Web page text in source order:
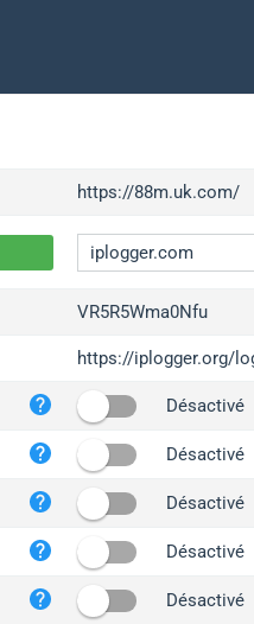
https://88m.uk.com/
iplogger.org
wl.gl
ed.tc
iplogger.com
iplogger.co
VR5R5Wma0Nfu
https://iplogger.org/
Désactivé
Désactivé
Désactivé
Désactivé
Désactivé